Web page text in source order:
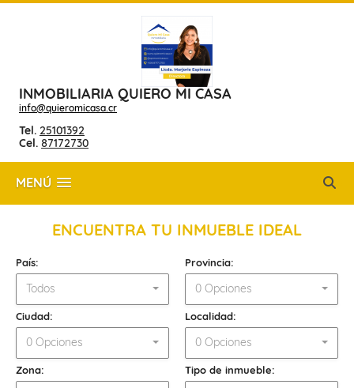
INMOBILIARIA QUIERO MI CASA
info@quieromicasa.cr
Tel. 25101392
Cel. 87172730
MENÚ
ENCUENTRA TU INMUEBLE IDEAL
País:
Todos
Provincia:
0 Opciones
Ciudad:
0 Opciones
Localidad:
0 Opciones
Zona: Tipo de inmueble: